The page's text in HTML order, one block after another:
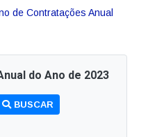
de Contratações Anual
do Ano de 2023
BUSCAR